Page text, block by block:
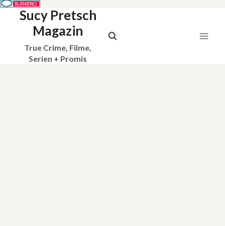
Sucy Pretsch
Magazin
True Crime, Filme,
Serien + Promis